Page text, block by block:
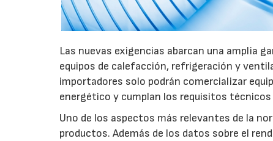
Las nuevas exigencias abarcan una amplia
equipos de calefacción, refrigeración y
importadores solo podrán comercializar
energético y cumplan los requisitos
Uno de los aspectos más relevantes de la
productos. Además de los datos sobre el